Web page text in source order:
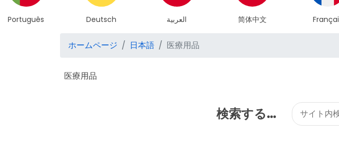
Deutsch العربية 简体中文 Français فارسی
ホームページ 日本語 医療用品
医療用品
検索する…